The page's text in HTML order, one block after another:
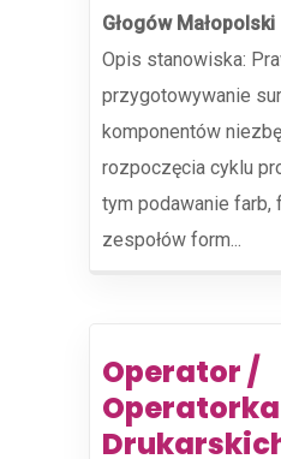
Głogów Małopolski
Opis stanowiska:
przygotowywanie
komponentów
rozpoczęcia cyklu
tym podawanie farb,
zespołów form...
Operator /